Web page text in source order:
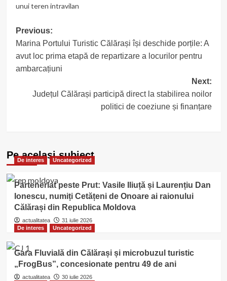
unui teren intravilan
Post
navigation
Previous:
Marina Portului Turistic Călărași își deschide porțile: A
avut loc prima etapă de repartizare a locurilor pentru
ambarcațiuni
Next:
Județul Călărași participă direct la stabilirea noilor
politici de coeziune și finanțare
Pe acelasi subiect
De interes Uncategorized
Parteneriat peste Prut: Vasile Iliuță și Laurențiu Dan
Ionescu, numiți Cetățeni de Onoare ai raionului
Călărași din Republica Moldova
actualitatea
31 iulie 2026
De interes
Uncategorized
Gara Fluvială din Călărași și microbuzul turistic
„FrogBus”, concesionate pentru 49 de ani
actualitatea
30 iulie 2026